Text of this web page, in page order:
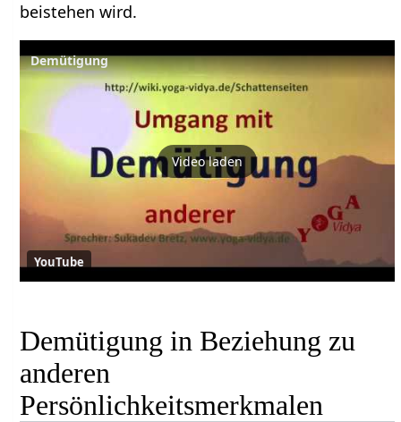
beistehen wird.
Demütigung
Video laden
YouTube
Demütigung in Beziehung zu
anderen
Persönlichkeitsmerkmalen